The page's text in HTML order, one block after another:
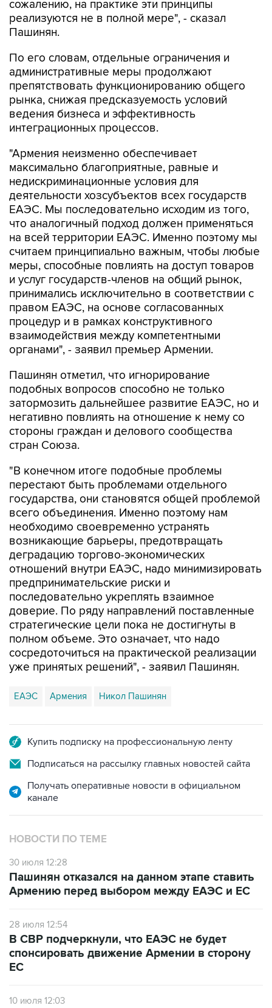
сожалению, на практике эти принципы
реализуются не в полной мере", - сказал
Пашинян.
По его словам, отдельные ограничения и
административные меры продолжают
препятствовать функционированию общего
рынка, снижая предсказуемость условий
ведения бизнеса и эффективность
интеграционных процессов.
"Армения неизменно обеспечивает
максимально благоприятные, равные и
недискриминационные условия для
деятельности хозсубъектов всех государств
ЕАЭС. Мы последовательно исходим из того,
что аналогичный подход должен применяться
на всей территории ЕАЭС. Именно поэтому мы
считаем принципиально важным, чтобы любые
меры, способные повлиять на доступ товаров
и услуг государств-членов на общий рынок,
принимались исключительно в соответствии с
правом ЕАЭС, на основе согласованных
процедур и в рамках конструктивного
взаимодействия между компетентными
органами", - заявил премьер Армении.
Пашинян отметил, что игнорирование
подобных вопросов способно не только
затормозить дальнейшее развитие ЕАЭС, но и
негативно повлиять на отношение к нему со
стороны граждан и делового сообщества
стран Союза.
"В конечном итоге подобные проблемы
перестают быть проблемами отдельного
государства, они становятся общей проблемой
всего объединения. Именно поэтому нам
необходимо своевременно устранять
возникающие барьеры, предотвращать
деградацию торгово-экономических
отношений внутри ЕАЭС, надо минимизировать
предпринимательские риски и
последовательно укреплять взаимное
доверие. По ряду направлений поставленные
стратегические цели пока не достигнуты в
полном объеме. Это означает, что надо
сосредоточиться на практической реализации
уже принятых решений", - заявил Пашинян.
ЕАЭС Армения Никол Пашинян
Купить подписку на профессиональную ленту
Подписаться на рассылку главных новостей сайта
Получать оперативные новости в официальном
канале
НОВОСТИ ПО ТЕМЕ
30 июля 12:28
Пашинян отказался на данном этапе ставить
Армению перед выбором между ЕАЭС и ЕС
28 июля 12:54
В СВР подчеркнули, что ЕАЭС не будет
спонсировать движение Армении в сторону
ЕС
10 июля 12:03